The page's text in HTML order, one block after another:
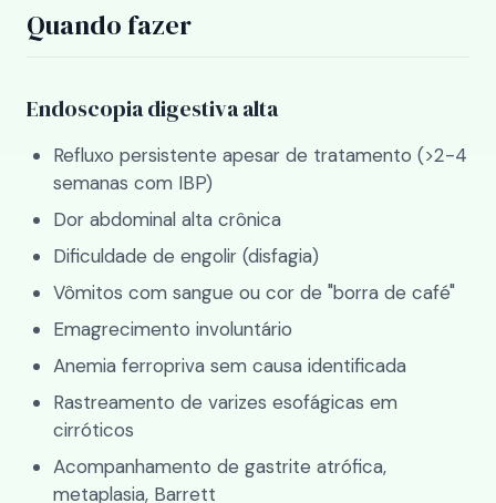
Quando fazer
Endoscopia digestiva alta
Refluxo persistente apesar de tratamento (>2-4
semanas com IBP)
Dor abdominal alta crônica
Dificuldade de engolir (disfagia)
Vômitos com sangue ou cor de "borra de café"
Emagrecimento involuntário
Anemia ferropriva sem causa identificada
Rastreamento de varizes esofágicas em
cirróticos
Acompanhamento de gastrite atrófica,
metaplasia, Barrett